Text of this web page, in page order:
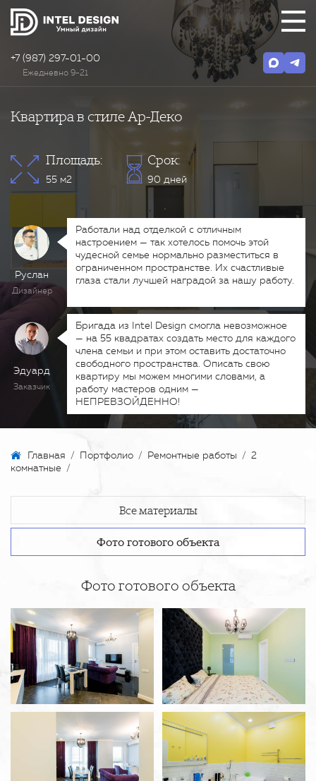
+7 (987) 297-01-00
Ежедневно 9-21
Квартира в стиле Ар-Деко
Площадь:
55 м2
Срок:
90 дней
Руслан
Дизайнер
Работали над отделкой с отличным
настроением — так хотелось помочь этой
чудесной семье нормально разместиться в
ограниченном пространстве. Их счастливые
глаза стали лучшей наградой за нашу работу.
Эдуард
Заказчик
Бригада из Intel Design смогла невозможное
— на 55 квадратах создать место для каждого
члена семьи и при этом оставить достаточно
свободного пространства. Описать свою
квартиру мы можем многими словами, а
работу мастеров одним —
НЕПРЕВЗОЙДЕННО!
Главная / Портфолио / Ремонтные работы / 2
комнатные /
Все материалы
Фото готового объекта
Фото готового объекта